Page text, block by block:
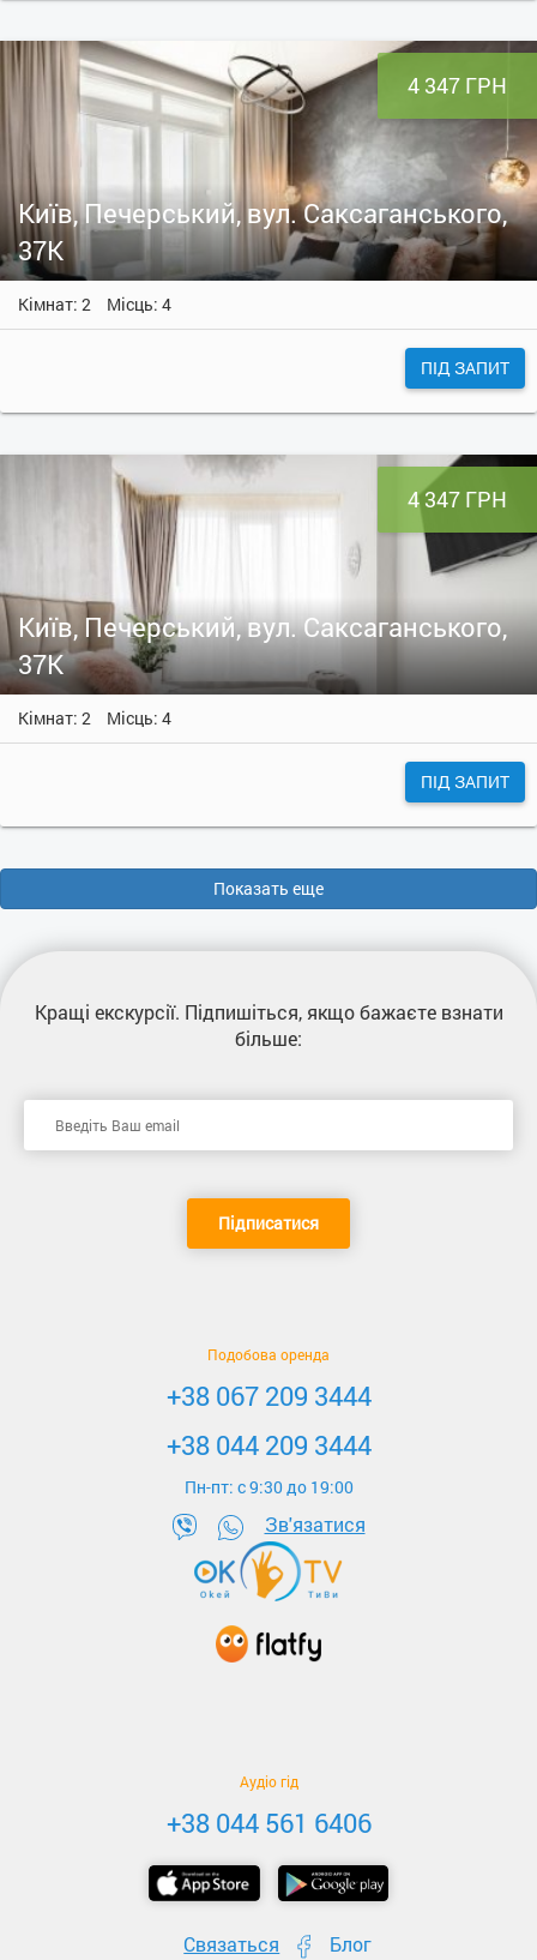
4 347 ГРН
Київ, Печерський, вул. Саксаганського,
37К
Кімнат: 2 Місць: 4
ПІД ЗАПИТ
4 347 ГРН
Київ, Печерський, вул. Саксаганського,
37К
Кімнат: 2 Місць: 4
ПІД ЗАПИТ
Показать еще
Кращі екскурсії. Підпишіться, якщо бажаєте взнати
більше:
Підписатися
Подобова оренда
+38 067 209 3444
+38 044 209 3444
Пн-пт: c 9:30 до 19:00
Зв'язатися
Аудіо гід
+38 044 561 6406
Связаться Блог